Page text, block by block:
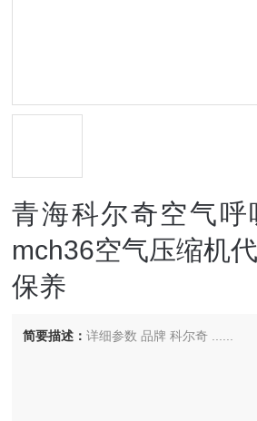
青海科尔奇空气呼
mch36空气压缩机
保养
简要描述：详细参数 品牌 科尔奇 ......